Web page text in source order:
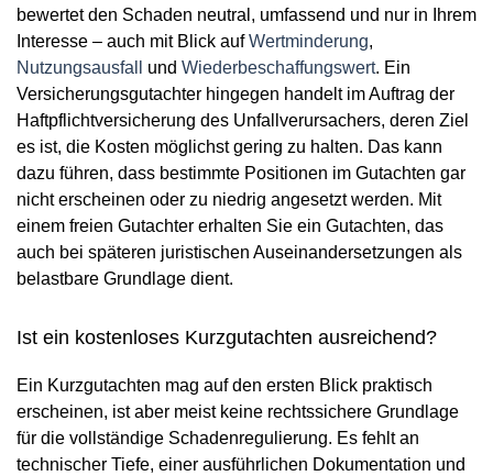
bewertet den Schaden neutral, umfassend und nur in Ihrem
Interesse – auch mit Blick aufWertminderung,
Nutzungsausfall
und Wiederbeschaffungswert. Ein
Versicherungsgutachter hingegen handelt im Auftrag der
Haftpflichtversicherung des Unfallverursachers, deren Ziel
es ist, die Kosten möglichst gering zu halten. Das kann
dazu führen, dass bestimmte Positionen im Gutachten gar
nicht erscheinen oder zu niedrig angesetzt werden. Mit
einem freien Gutachter erhalten Sie ein Gutachten, das
auch bei späteren juristischen Auseinandersetzungen als
belastbare Grundlage dient.
Ist ein kostenloses Kurzgutachten ausreichend?
Ein Kurzgutachten mag auf den ersten Blick praktisch
erscheinen, ist aber meist keine rechtssichere Grundlage
für die vollständige Schadenregulierung. Es fehlt an
technischer Tiefe, einer ausführlichen Dokumentation und